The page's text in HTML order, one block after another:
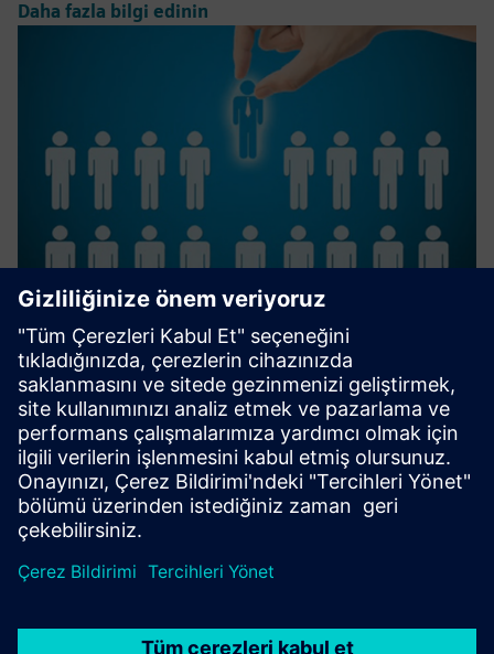
Daha fazla bilgi edinin
IT Staffing, Nearshore Managed
Teams, End-to-end Projects
Since 2011, we have been building high-performance
software development teams that integrate into our
clients' processes and teams
Daha fazla bilgi edinin